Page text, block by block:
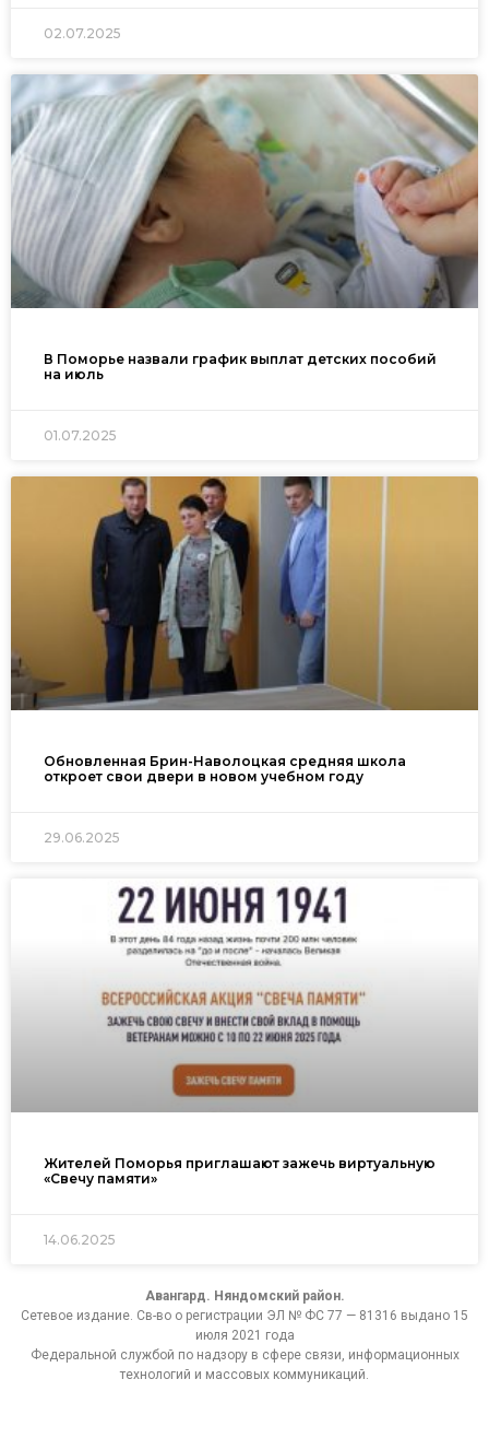
02.07.2025
В Поморье назвали график выплат детских пособий
на июль
01.07.2025
Обновленная Брин-Наволоцкая средняя школа
откроет свои двери в новом учебном году
29.06.2025
Жителей Поморья приглашают зажечь виртуальную
«Свечу памяти»
14.06.2025
Авангард. Няндомский район.
Сетевое издание. Св-во о регистрации ЭЛ № ФС 77 — 81316 выдано 15
июля 2021 года
Федеральной службой по надзору в сфере связи, информационных
технологий и массовых коммуникаций.